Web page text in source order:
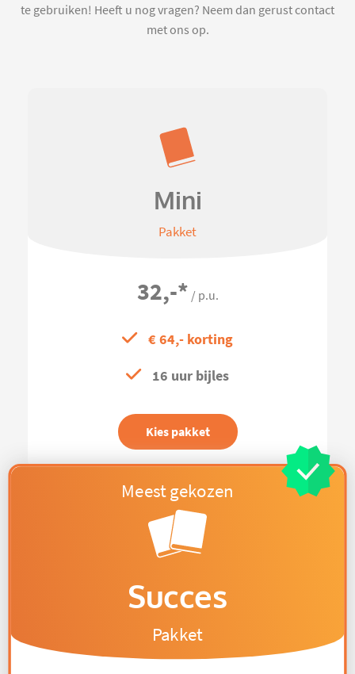
te gebruiken! Heeft u nog vragen? Neem dan gerust contact
met ons op.
Mini
Pakket
32,-* / p.u.
€ 64,- korting
16 uur bijles
Kies pakket
Succes
Pakket